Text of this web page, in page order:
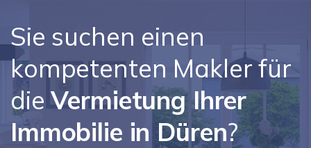
Sie suchen einen
kompetenten Makler für
dieVermietung Ihrer
Immobilie in Düren?